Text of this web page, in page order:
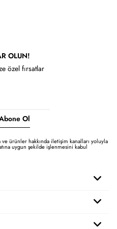
OLUN!
özel fırsatlar
Ol
ürünler hakkında iletişim kanalları yoluyla
uygun şekilde işlenmesini kabul